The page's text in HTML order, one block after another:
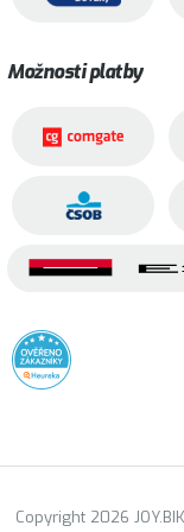
Možnosti platby
Copyright 2026